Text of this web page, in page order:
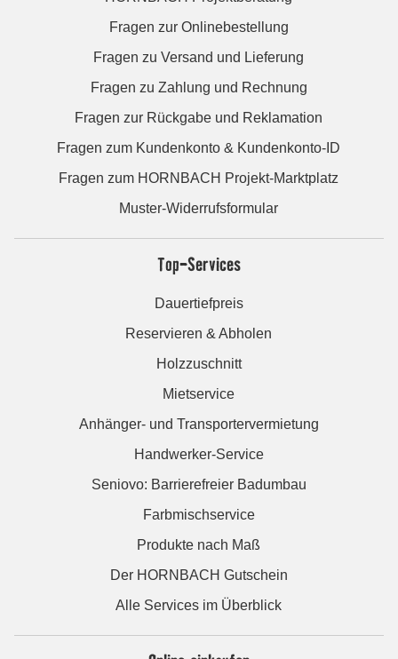
Fragen zur Onlinebestellung
Fragen zu Versand und Lieferung
Fragen zu Zahlung und Rechnung
Fragen zur Rückgabe und Reklamation
Fragen zum Kundenkonto & Kundenkonto-ID
Fragen zum HORNBACH Projekt-Marktplatz
Muster-Widerrufsformular
Top-Services
Dauertiefpreis
Reservieren & Abholen
Holzzuschnitt
Mietservice
Anhänger- und Transportervermietung
Handwerker-Service
Seniovo: Barrierefreier Badumbau
Farbmischservice
Produkte nach Maß
Der HORNBACH Gutschein
Alle Services im Überblick